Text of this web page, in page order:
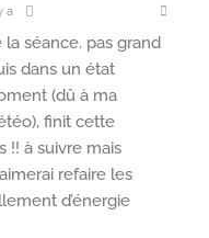
a
séance. pas grand
dans un état
(dû à ma
finit cette
!! à suivre mais
refaire les
d’énergie